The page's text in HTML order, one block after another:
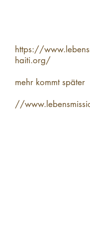
https://
haiti.org/
mehr kommt später
​//